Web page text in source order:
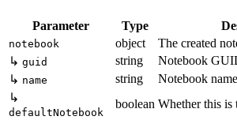
Parameter Type
notebook object
The created
↳ guid string
Notebook
↳ name string
Notebook name
↳
defaultNotebook
boolean Whether this is